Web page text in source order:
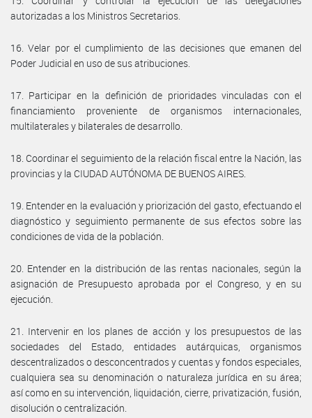
autorizadas a los Ministros Secretarios.
16. Velar por el cumplimiento de las decisiones que emanen del
Poder Judicial en uso de sus atribuciones.
17. Participar en la definición de prioridades vinculadas con el
financiamiento proveniente de organismos internacionales,
multilaterales y bilaterales de desarrollo.
18. Coordinar el seguimiento de la relación fiscal entre la Nación, las
provincias y la CIUDAD AUTÓNOMA DE BUENOS AIRES.
19. Entender en la evaluación y priorización del gasto, efectuando el
diagnóstico y seguimiento permanente de sus efectos sobre las
condiciones de vida de la población.
20. Entender en la distribución de las rentas nacionales, según la
asignación de Presupuesto aprobada por el Congreso, y en su
ejecución.
21. Intervenir en los planes de acción y los presupuestos de las
sociedades del Estado, entidades autárquicas, organismos
descentralizados o desconcentrados y cuentas y fondos especiales,
cualquiera sea su denominación o naturaleza jurídica en su área;
así como en su intervención, liquidación, cierre, privatización, fusión,
disolución o centralización.